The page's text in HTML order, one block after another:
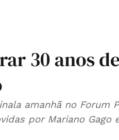
30 anos
amanhã no Forum
por Mariano Gago